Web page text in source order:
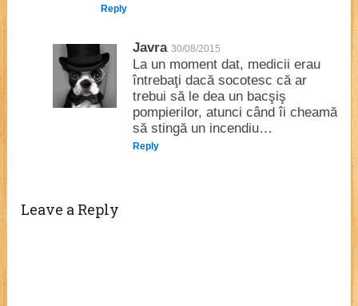
Reply
Javra 30/08/2015
La un moment dat, medicii erau
întrebaţi dacă socotesc că ar
trebui să le dea un bacşiş
pompierilor, atunci când îi cheamă
să stingă un incendiu…
Reply
Leave a Reply